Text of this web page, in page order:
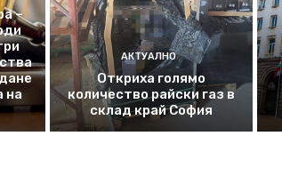
–
на
АКТУАЛНО
Откриха голямо
количество райски газ в
склад край София